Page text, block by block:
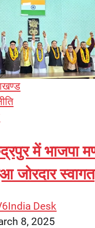
में भाजपा
जोरदार स्वागत
Desk
8, 2025